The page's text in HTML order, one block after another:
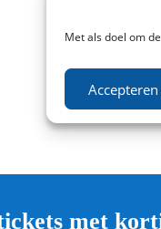
Met als doel om
Accepteren
met